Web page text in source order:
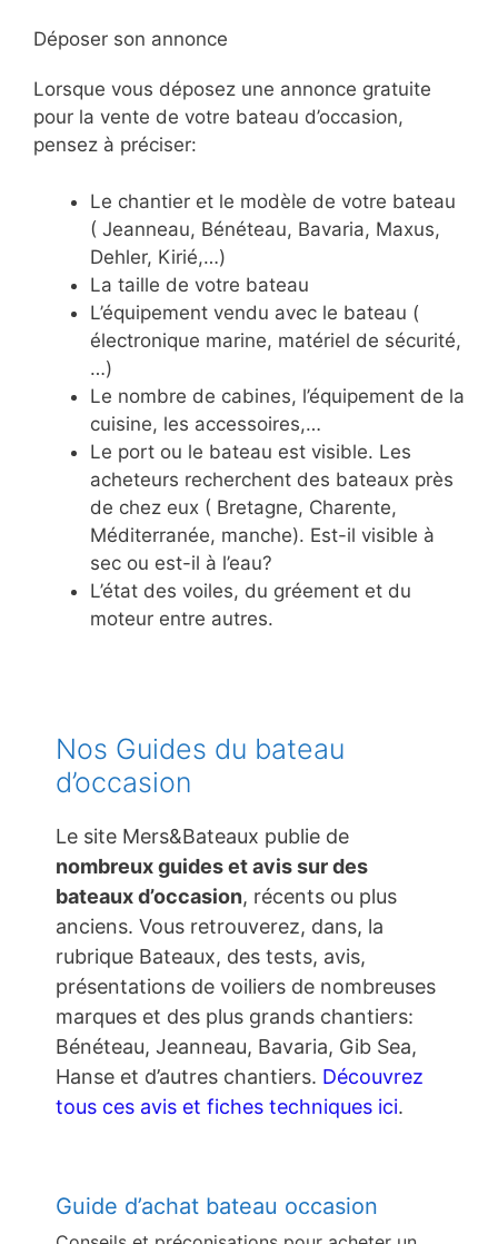
Déposer son annonce
Lorsque vous déposez une annonce gratuite
pour la vente de votre bateau d’occasion,
pensez à préciser:
Le chantier et le modèle de votre bateau
( Jeanneau, Bénéteau, Bavaria, Maxus,
Dehler, Kirié,…)
La taille de votre bateau
L’équipement vendu avec le bateau (
électronique marine, matériel de sécurité,
…)
Le nombre de cabines, l’équipement de la
cuisine, les accessoires,…
Le port ou le bateau est visible. Les
acheteurs recherchent des bateaux près
de chez eux ( Bretagne, Charente,
Méditerranée, manche). Est-il visible à
sec ou est-il à l’eau?
L’état des voiles, du gréement et du
moteur entre autres.
Nos Guides du bateau
d’occasion
Le site Mers&Bateaux publie de
nombreux guides et avis sur des
bateaux d’occasion, récents ou plus
anciens. Vous retrouverez, dans, la
rubrique Bateaux, des tests, avis,
présentations de voiliers de nombreuses
marques et des plus grands chantiers:
Bénéteau, Jeanneau, Bavaria, Gib Sea,
Hanse et d’autres chantiers. Découvrez
tous ces avis et fiches techniques ici.
Guide d’achat bateau occasion